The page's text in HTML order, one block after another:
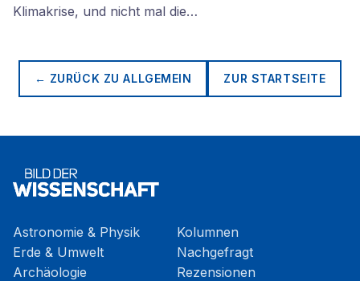
Klimakrise, und nicht mal die…
← ZURÜCK ZUALLGEMEIN ZUR STARTSEITE
Astronomie & Physik
Erde & Umwelt
Archäologie
Kolumnen
Nachgefragt
Rezensionen